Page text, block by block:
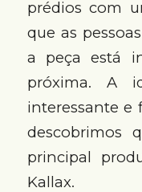
prédios com
que as
a peça está
próxima. A
interessante e
principal
Kallax.